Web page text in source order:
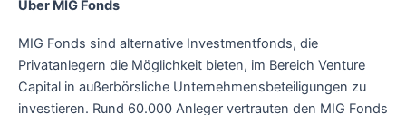
Über MIG Fonds
MIG Fonds sind alternative Investmentfonds, die
Privatanlegern die Möglichkeit bieten, im Bereich Venture
Capital in außerbörsliche Unternehmensbeteiligungen zu
investieren. Rund 60.000 Anleger vertrauten den MIG Fonds